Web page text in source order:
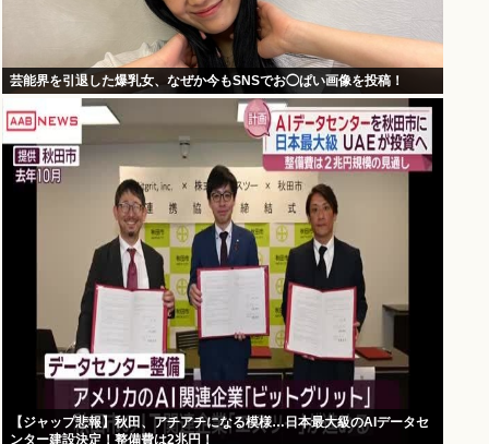
芸能界を引退した爆乳女、なぜか今もSNSでお◯ぱい画像を投稿！
【ジャップ悲報】秋田、アチアチになる模様…日本最大級のAIデータセ
ンター建設決定！整備費は2兆円！